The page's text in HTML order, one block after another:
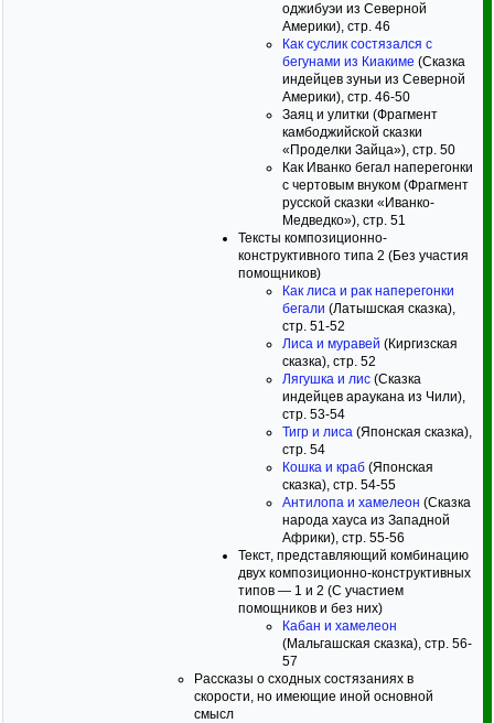
оджибуэи из Северной
Америки), стр. 46
Как суслик состязался с
бегунами из Киакиме (Сказка
индейцев зуньи из Северной
Америки), стр. 46-50
Заяц и улитки (Фрагмент
камбоджийской сказки
«Проделки Зайца»), стр. 50
Как Иванко бегал наперегонки
с чертовым внуком (Фрагмент
русской сказки «Иванко-
Медведко»), стр. 51
Тексты композиционно-
конструктивного типа 2 (Без участия
помощников)
Как лиса и рак наперегонки
бегали (Латышская сказка),
стр. 51-52
Лиса и муравей (Киргизская
сказка), стр. 52
Лягушка и лис (Сказка
индейцев араукана из Чили),
стр. 53-54
Тигр и лиса (Японская сказка),
стр. 54
Кошка и краб (Японская
сказка), стр. 54-55
Антилопа и хамелеон (Сказка
народа хауса из Западной
Африки), стр. 55-56
Текст, представляющий комбинацию
двух композиционно-конструктивных
типов — 1 и 2 (С участием
помощников и без них)
Кабан и хамелеон
(Мальгашская сказка), стр. 56-
57
Рассказы о сходных состязаниях в
скорости, но имеющие иной основной
смысл